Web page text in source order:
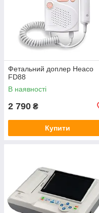
Фетальний доплер Heaco
FD88
В наявності
2 790 ₴
Купити